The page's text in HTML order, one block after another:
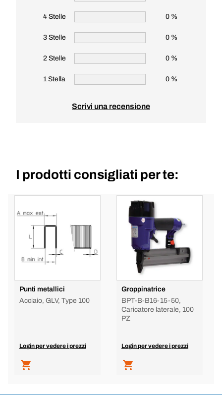
4 Stelle 0 %
3 Stelle 0 %
2 Stelle 0 %
1 Stella 0 %
Scrivi una recensione
I prodotti consigliati per te:
Punti metallici
Acciaio, GLV, Type 100
Login per vedere i prezzi
Groppinatrice
BPT-B-B16-15-50,
Caricatore laterale, 100
PZ
Login per vedere i prezzi